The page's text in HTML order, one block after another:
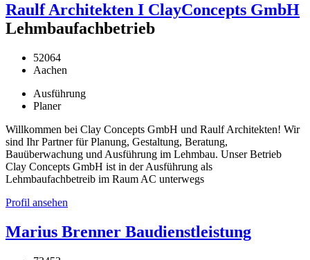
Raulf Architekten I ClayConcepts GmbH
Lehmbaufachbetrieb
52064
Aachen
Ausführung
Planer
Willkommen bei Clay Concepts GmbH und Raulf Architekten! Wir
sind Ihr Partner für Planung, Gestaltung, Beratung,
Bauüberwachung und Ausführung im Lehmbau. Unser Betrieb
Clay Concepts GmbH ist in der Ausführung als
Lehmbaufachbetreib im Raum AC unterwegs
Profil ansehen
Marius Brenner Baudienstleistung